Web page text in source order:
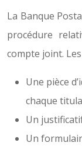
La Banque
procédure
compte joint.
Une pièce
chaque
Un
Un